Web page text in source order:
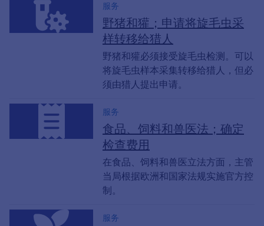
服务
野猪和獾；申请将旋毛虫采
样转移给猎人
野猪和獾必须接受旋毛虫检测。可以
将旋毛虫样本采集转移给猎人，但必
须由猎人提出申请。
服务
食品、饲料和兽医法；确定
检查费用
在食品、饲料和兽医立法方面，主管
当局根据欧洲和国家法规实施官方控
制。
服务